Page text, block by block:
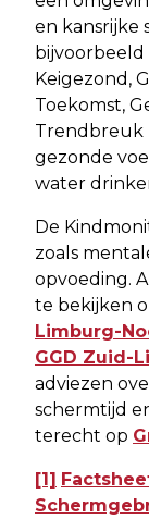
en kansrijke
bijvoorbeeld
Keigezond,
Toekomst,
Trendbreuk
gezonde
water
De
zoals
opvoeding.
te bekijken
Limburg-
GGD Zuid-
adviezen
schermtijd
terecht op
[1]